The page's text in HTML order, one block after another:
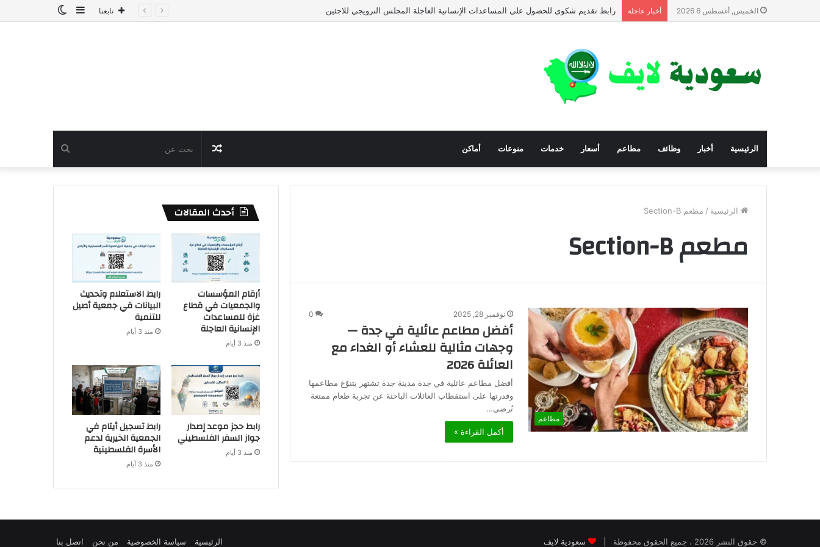
الخميس, أغسطس 6 2026 أخبار عاجلة رابط تقديم شكوى للحصول على المساعدات الإنسانية العاجلة المجلس النرويجي للاجئين
الوضعإضافة
تابعنا
الرئيسية أخبار وظائف مطاعم أسعار خدمات منوعات أماكن بحث
عن
مقال
عشوائي
الرئيسية / مطعم Section-B
مطعم Section-B
مطاعم
نوفمبر 28, 2025 0
أفضل مطاعم عائلية في جدة —
وجهات مثالية للعشاء أو الغداء مع
العائلة 2026
أفضل مطاعم عائلية في جدة مدينة جدة تشتهر بتنوّع مطاعمها
وقدرتها على استقطاب العائلات الباحثة عن تجربة طعام ممتعة
تُرضي…
أكمل القراءة »
أحدث المقالات
أرقام المؤسسات
والجمعيات في قطاع
غزة للمساعدات
الإنسانية العاجلة
منذ 3 أيام
رابط الاستعلام وتحديث
البيانات في جمعية أصيل
للتنمية
منذ 3 أيام
رابط حجز موعد إصدار
جواز السفر الفلسطيني
منذ 3 أيام
رابط تسجيل أيتام في
الجمعية الخيرية لدعم
الأسرة الفلسطينية
منذ 3 أيام
© حقوق النشر 2026 ، جميع الحقوق محفوظة | سعودية لايف الرئيسية سياسة الخصوصية من نحن اتصل بنا